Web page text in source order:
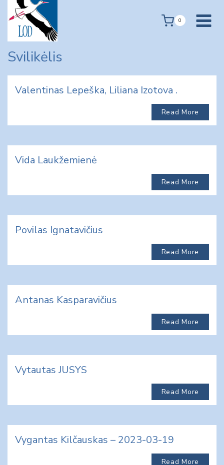
content
0
Svilikėlis
Valentinas Lepeška, Liliana Izotova .
Read More
Vida Laukžemienė
Read More
Povilas Ignatavičius
Read More
Antanas Kasparavičius
Read More
Vytautas JUSYS
Read More
Vygantas Kilčauskas – 2023-03-19
Read More